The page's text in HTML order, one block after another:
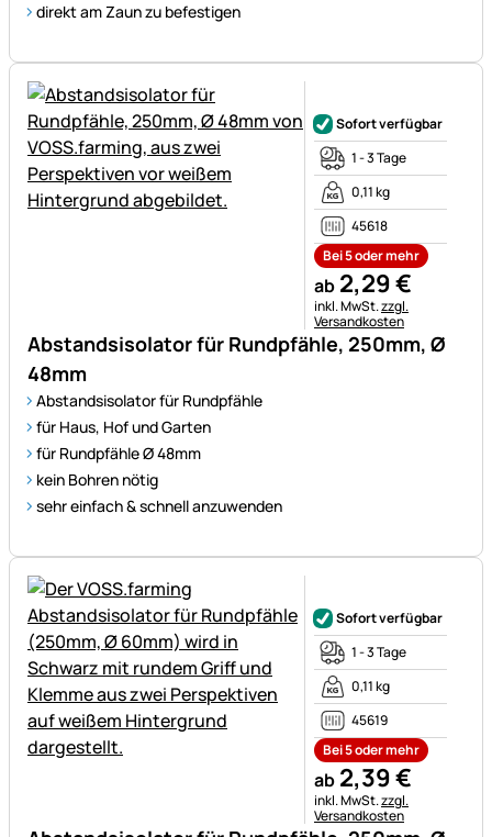
direkt am Zaun zu befestigen
Abstandsisolator für Rundpfähle, 250mm, Ø
48mm
Abstandsisolator für Rundpfähle
für Haus, Hof und Garten
für Rundpfähle Ø 48mm
kein Bohren nötig
sehr einfach & schnell anzuwenden
Sofort verfügbar
1 - 3 Tage
0,11 kg
45618
Bei 5 oder mehr
ab 2,29€
Steuerhinweis:
inkl. MwSt.zzgl.
Versandkosten
Sofort verfügbar
1 - 3 Tage
0,11 kg
45619
Bei 5 oder mehr
ab 2,39€
Steuerhinweis:
inkl. MwSt.zzgl.
Versandkosten